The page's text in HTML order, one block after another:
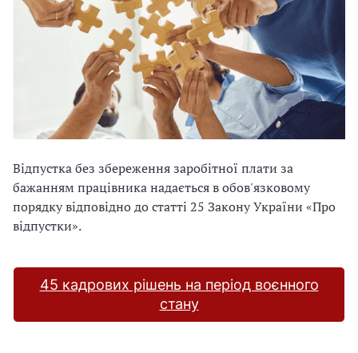
Відпустка без збереження заробітної плати за
бажанням працівника надається в обов'язковому
порядку відповідно до статті 25 Закону України «Про
відпустки».
45 кадрових рішень на період воєнного
стану